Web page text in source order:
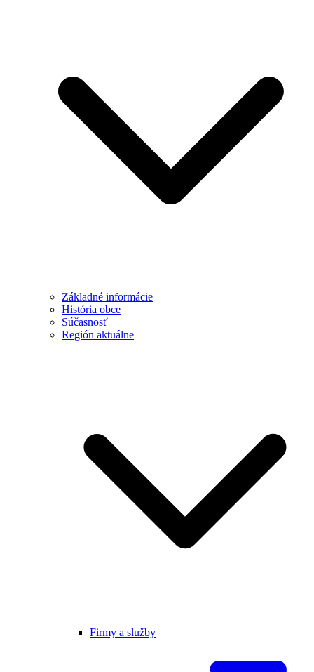
Základné informácie
História obce
Súčasnosť
Región aktuálne
Firmy a služby